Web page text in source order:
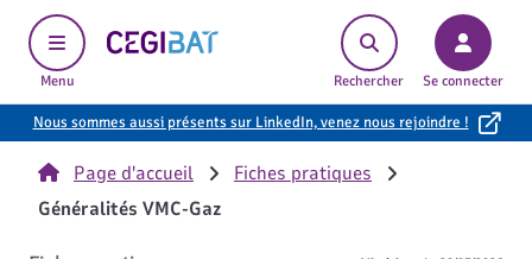
Menu
Cegibat, accueil
Rechercher Se connecter
Nous sommes aussi présents sur LinkedIn, venez nous rejoindre !
Page d'accueil
Fiches pratiques
Généralités VMC-Gaz